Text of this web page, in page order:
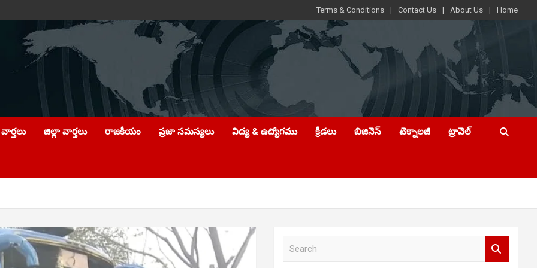
Terms & Conditions Contact Us About Us Home
జిల్లా వార్తలు రాజకీయం ప్రజా సమస్యలు విద్య & ఉద్యోగము క్రీడలు బిజినెస్ టెక్నాలజీ ట్రావెల్